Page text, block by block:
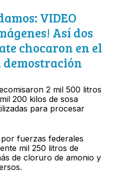
VIDEO
Así dos
chocaron en el
2 mil 500 litros
200 kilos de sosa
para procesar
fuerzas federales
mil 250 litros de
de cloruro de amonio y